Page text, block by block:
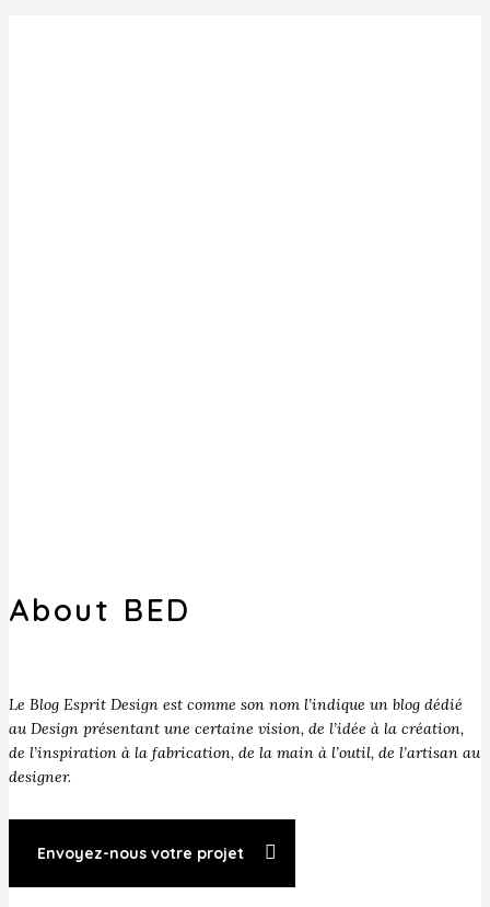
About BED
Le Blog Esprit Design est comme son nom l’indique un blog dédié
au Design présentant une certaine vision, de l’idée à la création,
de l’inspiration à la fabrication, de la main à l’outil, de l’artisan au
designer.
Envoyez-nous votre projet